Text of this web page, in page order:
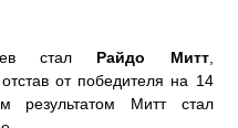
стал Райдо Митт,
от победителя на 14
Митт стал